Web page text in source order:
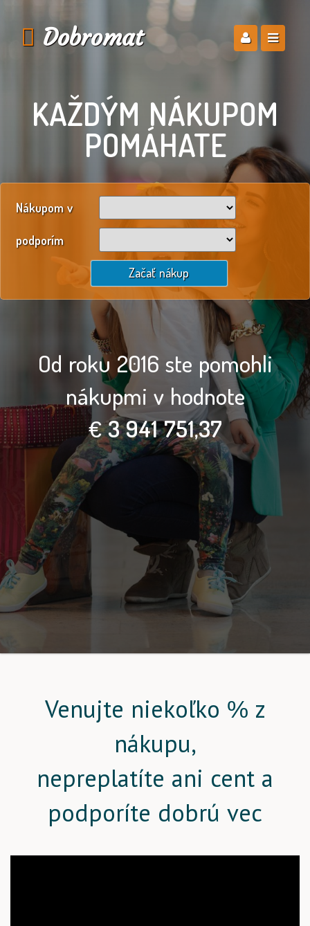
Dobromat
KAŽDÝM NÁKUPOM
POMÁHATE
Nákupom v
podporím
Začať nákup
Od roku 2016 ste pomohli
nákupmi v hodnote
€3 941 751,37
Venujte niekoľko % z
nákupu,
nepreplatíte ani cent a
podporíte dobrú vec